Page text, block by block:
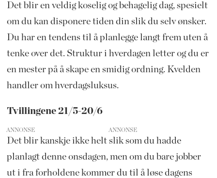
Det blir en veldig koselig og behagelig dag, spesielt
om du kan disponere tiden din slik du selv ønsker.
Du har en tendens til å planlegge langt frem uten å
tenke over det. Struktur i hverdagen letter og du er
en mester på å skape en smidig ordning. Kvelden
handler om hverdagsluksus.
Tvillingene 21/5-20/6
ANNONSE
Det blir kanskje ikke helt slik som du hadde
planlagt denne onsdagen, men om du bare jobber
ut i fra forholdene kommer du til å løse dagens